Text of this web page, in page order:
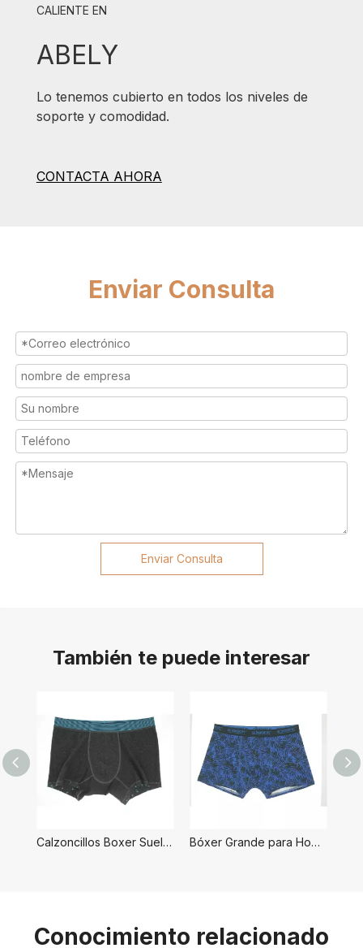
CALIENTE EN
ABELY
Lo tenemos cubierto en todos los niveles de
soporte y comodidad.
CONTACTA AHORA
Enviar Consulta
Enviar Consulta
También te puede interesar
Calzoncillos Boxer Sueltos para Hombre Bóxer Grande para Hombre
Conocimiento relacionado